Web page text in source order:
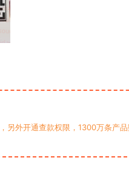
另外开通查款权限，1300万条产